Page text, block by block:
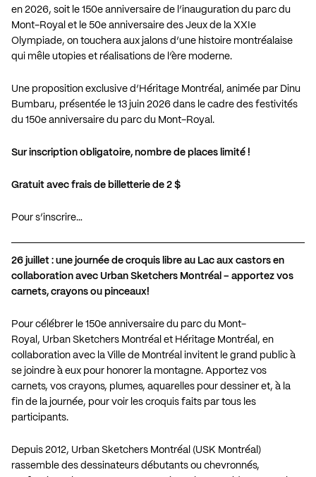
en 2026, soit le 150e anniversaire de l’inauguration du parc du
Mont-Royal et le 50e anniversaire des Jeux de la XXIe
Olympiade, on touchera aux jalons d’une histoire montréalaise
qui mêle utopies et réalisations de l’ère moderne.
Une proposition exclusive d’Héritage Montréal, animée par Dinu
Bumbaru, présentée le 13 juin 2026 dans le cadre des festivités
du 150e anniversaire du parc du Mont-Royal.
Sur inscription obligatoire, nombre de places limité !
Gratuit avec frais de billetterie de 2 $
Pour s’inscrire…
26 juillet : une journée de croquis libre au Lac aux castors en
collaboration avec Urban Sketchers Montréal – apportez vos
carnets, crayons ou pinceaux!
Pour célébrer le 150e anniversaire du parc du Mont-
Royal, Urban Sketchers Montréal et Héritage Montréal, en
collaboration avec la Ville de Montréal invitent le grand public à
se joindre à eux pour honorer la montagne. Apportez vos
carnets, vos crayons, plumes, aquarelles pour dessiner et, à la
fin de la journée, pour voir les croquis faits par tous les
participants.
Depuis 2012, Urban Sketchers Montréal (USK Montréal)
rassemble des dessinateurs débutants ou chevronnés,